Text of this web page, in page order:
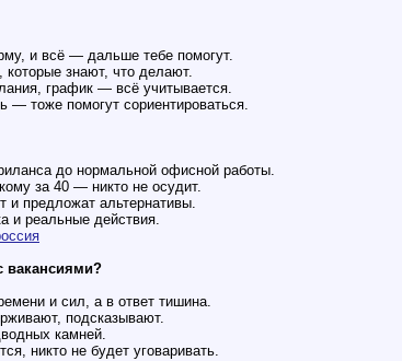
и всё — дальше тебе помогут.
которые знают, что делают.
график — всё учитывается.
— тоже помогут сориентироваться.
до нормальной офисной работы.
за 40 — никто не осудит.
предложат альтернативы.
и реальные действия.
вакансиями?
и сил, а в ответ тишина.
подсказывают.
камней.
никто не будет уговаривать.